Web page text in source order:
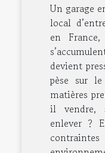
Un garage
local
en
devient
pèse sur
matières
il vendre,
enlever ?